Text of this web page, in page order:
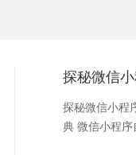
探秘微信小程
典 微信小程序